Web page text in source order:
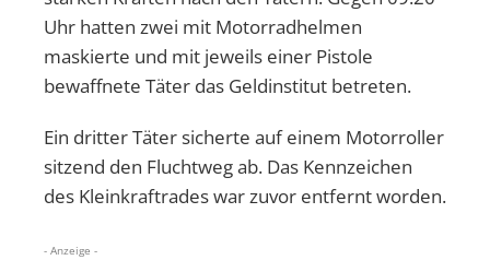
Uhr hatten zwei mit Motorradhelmen
maskierte und mit jeweils einer Pistole
bewaffnete Täter das Geldinstitut betreten.
Ein dritter Täter sicherte auf einem Motorroller
sitzend den Fluchtweg ab. Das Kennzeichen
des Kleinkraftrades war zuvor entfernt worden.
- Anzeige -